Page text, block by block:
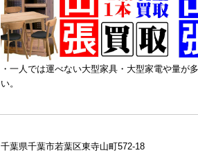
・一人では運べない大型家具・大型家電や量が
い。
千葉県千葉市若葉区東寺山町572-18